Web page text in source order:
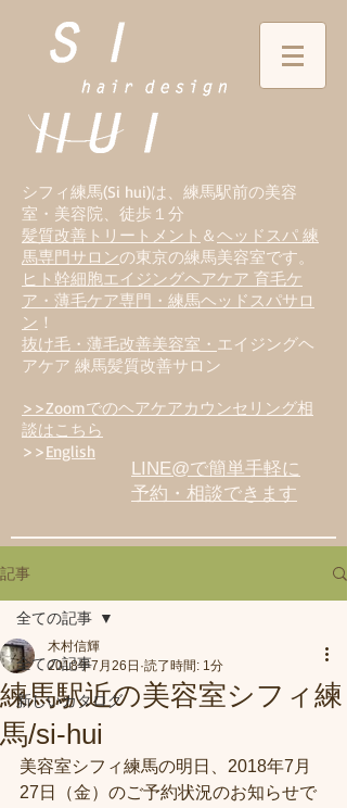
シフィ練馬(Si hui)は、 練馬駅前の美容
室・美容院、徒歩１分
髪質改善トリートメント ＆ヘッドスパ 練
馬専門サロンの東京の練馬美容室です。
ヒト幹細胞エイジングヘアケア 育毛ケ
ア・薄毛ケア専門・練馬ヘッドスパサロ
ン ！
抜け毛・薄毛改善美容室・ エイジングヘ
アケア 練馬髪質改善サロン
>>Zoomでのヘアケアカウンセリング相
談はこちら
>>English
LINE@で簡単手軽に
予約・相談できます
記事
全ての記事
新しいカタログ
全ての記事
練馬駅近の美容室シフィ練
馬/si-hui
木村信輝
2018年7月26日 読了時間: 1分
美容室シフィ練馬の明日、2018年7月
27日（金）のご予約状況のお知らせで